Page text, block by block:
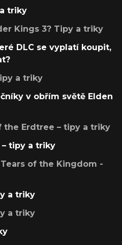
triky
Kings 3? Tipy a triky
DLC se vyplatí koupit,
a triky
v obřím světě Elden
the Erdtree – tipy a triky
tipy a triky
of the Kingdom -
a triky
a triky